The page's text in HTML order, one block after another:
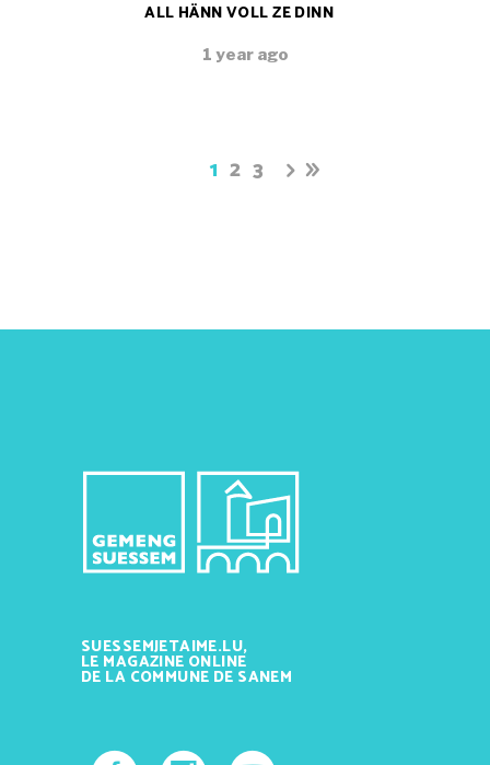
ALL HÄNN VOLL ZE DINN
1 year ago
1 2 3
SUESSEMJETAIME.LU,
LE MAGAZINE ONLINE
DE LA COMMUNE DE SANEM